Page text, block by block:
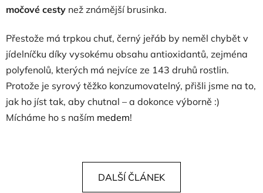
močové cesty než známější brusinka.
Přestože má trpkou chuť, černý jeřáb by neměl chybět v
jídelníčku díky vysokému obsahu antioxidantů, zejména
polyfenolů, kterých má nejvíce ze 143 druhů rostlin.
Protože je syrový těžko konzumovatelný, přišli jsme na to,
jak ho jíst tak, aby chutnal – a dokonce výborně :)
Mícháme ho s naším medem!
DALŠÍ ČLÁNEK